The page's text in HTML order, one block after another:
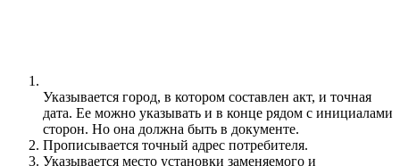
Указывается город, в котором составлен акт, и точная
дата. Ее можно указывать и в конце рядом с инициалами
сторон. Но она должна быть в документе.
Прописывается точный адрес потребителя.
Указывается место установки заменяемого и